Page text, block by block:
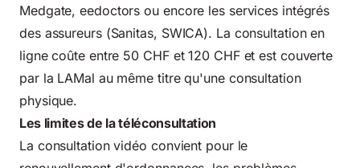
Medgate, eedoctors ou encore les services intégrés
des assureurs (Sanitas, SWICA). La consultation en
ligne coûte entre 50 CHF et 120 CHF et est couverte
par la LAMal au même titre qu'une consultation
physique.
Les limites de la téléconsultation
La consultation vidéo convient pour le